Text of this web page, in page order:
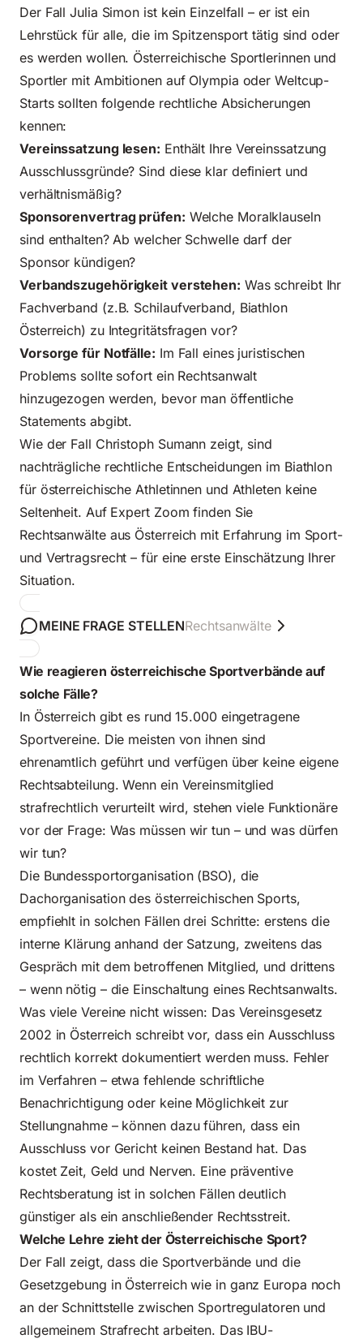
Der Fall Julia Simon ist kein Einzelfall – er ist ein
Lehrstück für alle, die im Spitzensport tätig sind oder
es werden wollen. Österreichische Sportlerinnen und
Sportler mit Ambitionen auf Olympia oder Weltcup-
Starts sollten folgende rechtliche Absicherungen
kennen:
Vereinssatzung lesen: Enthält Ihre Vereinssatzung
Ausschlussgründe? Sind diese klar definiert und
verhältnismäßig?
Sponsorenvertrag prüfen: Welche Moralklauseln
sind enthalten? Ab welcher Schwelle darf der
Sponsor kündigen?
Verbandszugehörigkeit verstehen: Was schreibt Ihr
Fachverband (z.B. Schilaufverband, Biathlon
Österreich) zu Integritätsfragen vor?
Vorsorge für Notfälle: Im Fall eines juristischen
Problems sollte sofort ein Rechtsanwalt
hinzugezogen werden, bevor man öffentliche
Statements abgibt.
Wie der Fall Christoph Sumann zeigt, sind
nachträgliche rechtliche Entscheidungen im Biathlon
für österreichische Athletinnen und Athleten keine
Seltenheit. Auf Expert Zoom finden Sie
Rechtsanwälte aus Österreich mit Erfahrung im Sport-
und Vertragsrecht – für eine erste Einschätzung Ihrer
Situation.
MEINE FRAGE STELLENRechtsanwälte
Wie reagieren österreichische Sportverbände auf
solche Fälle?
In Österreich gibt es rund 15.000 eingetragene
Sportvereine. Die meisten von ihnen sind
ehrenamtlich geführt und verfügen über keine eigene
Rechtsabteilung. Wenn ein Vereinsmitglied
strafrechtlich verurteilt wird, stehen viele Funktionäre
vor der Frage: Was müssen wir tun – und was dürfen
wir tun?
Die Bundessportorganisation (BSO), die
Dachorganisation des österreichischen Sports,
empfiehlt in solchen Fällen drei Schritte: erstens die
interne Klärung anhand der Satzung, zweitens das
Gespräch mit dem betroffenen Mitglied, und drittens
– wenn nötig – die Einschaltung eines Rechtsanwalts.
Was viele Vereine nicht wissen: Das Vereinsgesetz
2002 in Österreich schreibt vor, dass ein Ausschluss
rechtlich korrekt dokumentiert werden muss. Fehler
im Verfahren – etwa fehlende schriftliche
Benachrichtigung oder keine Möglichkeit zur
Stellungnahme – können dazu führen, dass ein
Ausschluss vor Gericht keinen Bestand hat. Das
kostet Zeit, Geld und Nerven. Eine präventive
Rechtsberatung ist in solchen Fällen deutlich
günstiger als ein anschließender Rechtsstreit.
Welche Lehre zieht der Österreichische Sport?
Der Fall zeigt, dass die Sportverbände und die
Gesetzgebung in Österreich wie in ganz Europa noch
an der Schnittstelle zwischen Sportregulatoren und
allgemeinem Strafrecht arbeiten. Das IBU-